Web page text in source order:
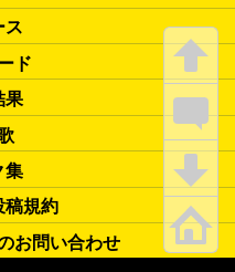
ス
ド
果
集
稿規約
お問い合わせ